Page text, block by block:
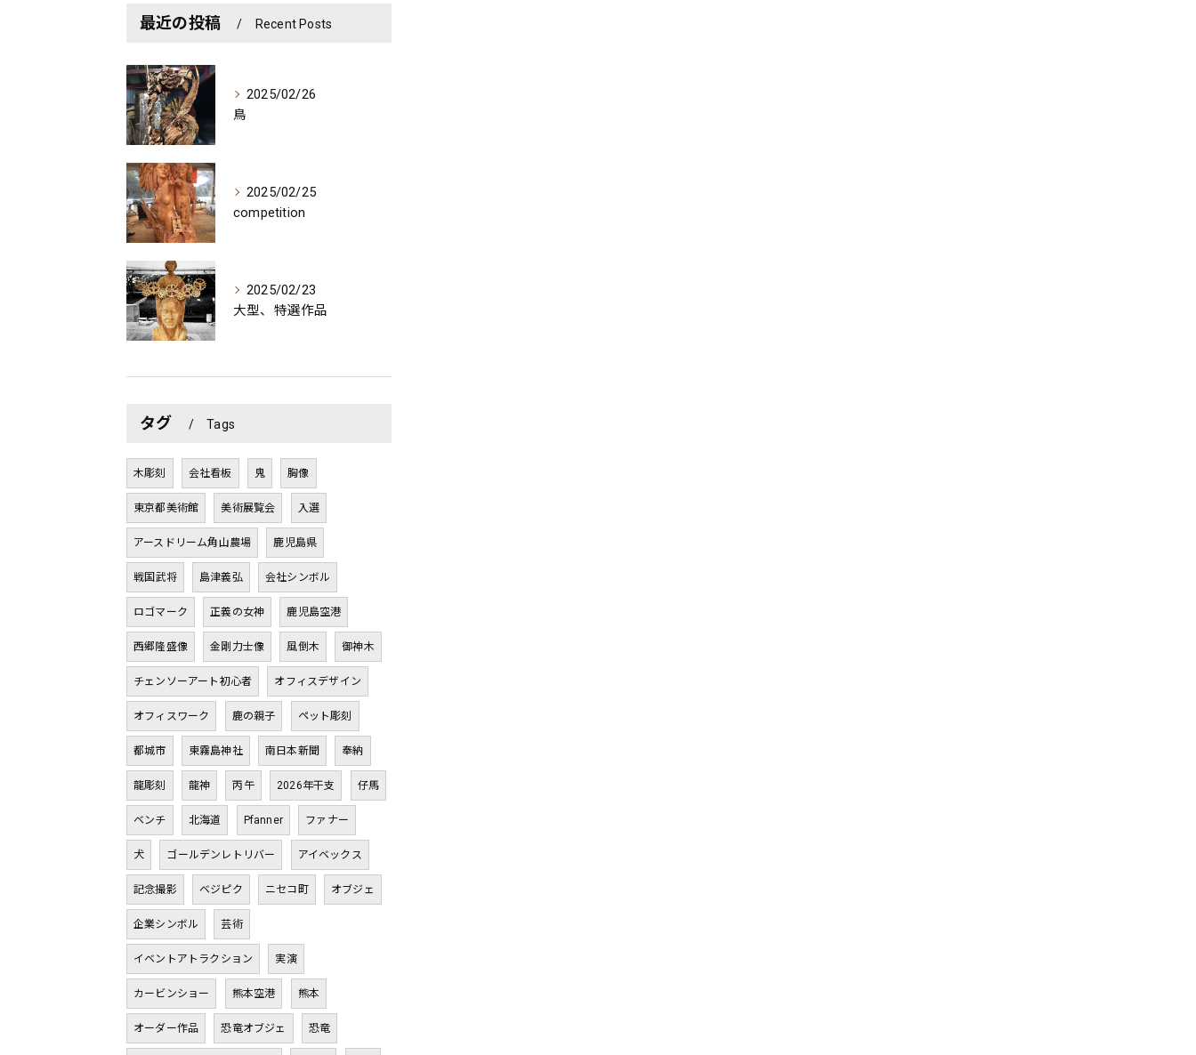
最近の投稿 Recent Posts
2025/02/26
鳥
2025/02/25
competition
2025/02/23
大型、特選作品
タグ Tags
木彫刻 会社看板 鬼 胸像
東京都美術館 美術展覧会 入選
アースドリーム角山農場 鹿児島県
戦国武将 島津義弘 会社シンボル
ロゴマーク 正義の女神 鹿児島空港
西郷隆盛像 金剛力士像 風倒木 御神木
チェンソーアート初心者 オフィスデザイン
オフィスワーク 鹿の親子 ペット彫刻
都城市 東霧島神社 南日本新聞 奉納
龍彫刻 龍神 丙午 2026年干支 仔馬
ベンチ 北海道 Pfanner ファナー
犬 ゴールデンレトリバー アイベックス
記念撮影 ベジピク ニセコ町 オブジェ
企業シンボル 芸術
イベントアトラクション 実演
カービンショー 熊本空港 熊本
オーダー作品 恐竜オブジェ 恐竜